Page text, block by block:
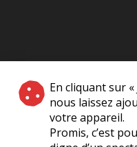
En cliquant sur
nous laissez
votre appareil.
Promis, c’est
NOS